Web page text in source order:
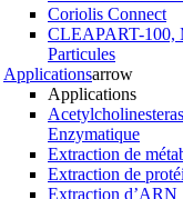
Coriolis Connect
CLEAPART-100,
Particules
Applicationsarrow
Applications
Enzymatique
Extraction de
Extraction de
Extraction d’ARN